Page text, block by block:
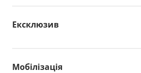
Ексклюзив
Мобілізація